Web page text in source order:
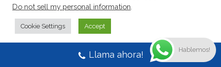
Do not sell my personal information
Cookie Settings Accept
Llama ahora! Hablemos!